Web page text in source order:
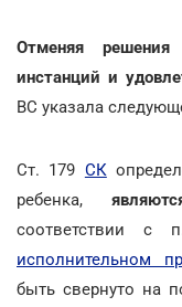
Отменяя
инстанций и
ВС указала
Ст. 179 СК
ребенка,
соответствии
исполнительном
быть свернуто на